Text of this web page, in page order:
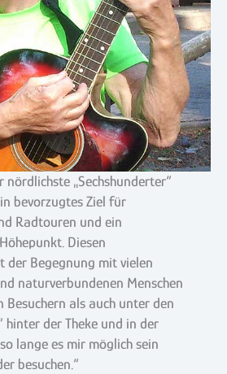
nördlichste „Sechshunderter“
bevorzugtes Ziel für
Radtouren und ein
Diesen
der Begegnung mit vielen
naturverbundenen Menschen
Besuchern als auch unter den
hinter der Theke und in der
lange es mir möglich sein
besuchen.“